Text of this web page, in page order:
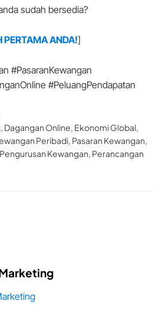
sudah bersedia?
ANDA!]
#PasaranKewangan
#PeluangPendapatan
, Dagangan Online, Ekonomi Global,
Peribadi, Pasaran Kewangan,
Pengurusan Kewangan, Perancangan